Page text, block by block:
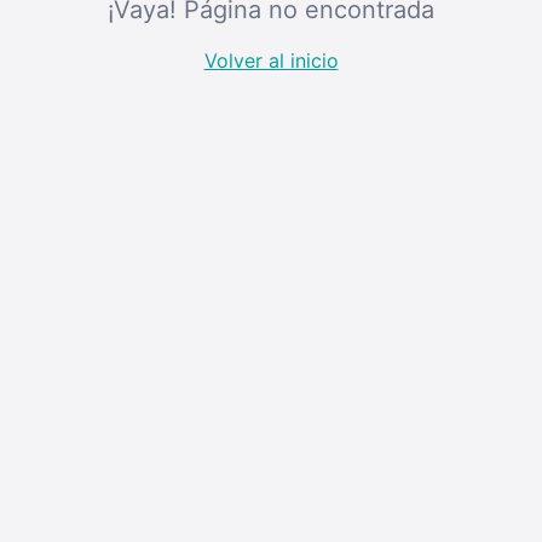
¡Vaya! Página no encontrada
Volver al inicio